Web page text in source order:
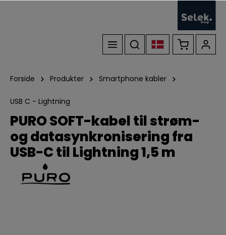
Forside Produkter Smartphone kabler
USB C - Lightning
PURO SOFT-kabel til strøm-
og datasynkronisering fra
USB-C til Lightning 1,5 m